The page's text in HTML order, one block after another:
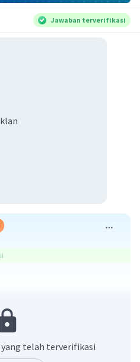
Jawaban terverifikasi
yang telah terverifikasi